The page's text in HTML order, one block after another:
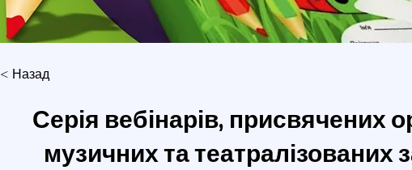
< Назад
Серія вебінарів, присвячених
музичних та театралізованих